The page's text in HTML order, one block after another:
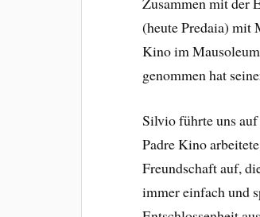
(heute Predaia) mit
Kino im
genommen hat
Silvio führte uns auf
Padre Kino
Freundschaft auf,
immer einfach und